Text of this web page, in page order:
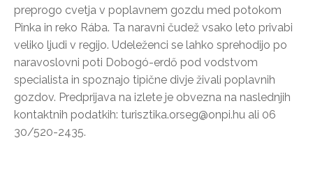
preprogo cvetja v poplavnem gozdu med potokom
Pinka in reko Rába. Ta naravni čudež vsako leto privabi
veliko ljudi v regijo. Udeleženci se lahko sprehodijo po
naravoslovni poti Dobogó-erdő pod vodstvom
specialista in spoznajo tipične divje živali poplavnih
gozdov. Predprijava na izlete je obvezna na naslednjih
kontaktnih podatkih: turisztika.orseg@onpi.hu ali 06
30/520-2435.